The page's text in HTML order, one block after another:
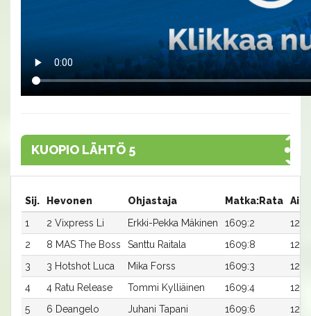
KUOPIO LÄHTÖ 5
Sij. Hevonen Ohjastaja Matka:Rata
Aika
1
2 Vixpress Li Erkki-Pekka Mäkinen 1609:2
12,1a
2
8 MAS The Boss Santtu Raitala 1609:8
3
3 Hotshot Luca Mika Forss 1609:3
4
4 Ratu Release Tommi Kylliäinen 1609:4
12,7a
5
6 Deangelo Juhani Tapani 1609:6